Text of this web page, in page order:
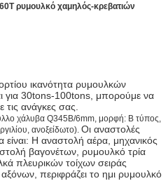
ρυμουλκό χαμηλός-κρεβατιών
ικανότητα ρυμουλκών
για 30tons-100tons, μπορούμε να
ανάγκες σας.
χάλυβα Q345B/6mm, μορφή: Β τύπος,
ανοξείδωτο). Οι αναστολές
Η αναστολή αέρα, μηχανικός
βαγονέτων, ρυμουλκό τρία
πλευρικών τοίχων σειράς
περιφράζει το ημι ρυμουλκό